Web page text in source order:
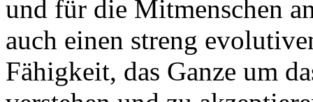
und für die Mitmenschen
auch einen streng
Fähigkeit, das Ganze um